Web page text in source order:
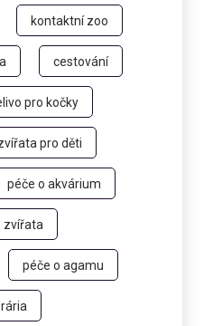
kontaktní zoo
cestování
pro kočky
pro děti
péče o akvárium
zvířata
péče o agamu